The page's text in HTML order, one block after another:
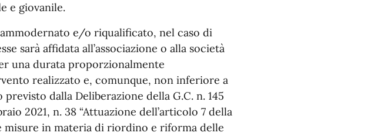
e giovanile.
e/o riqualificato, nel caso di
sarà affidata all’associazione o alla società
una durata proporzionalmente
realizzato e, comunque, non inferiore a
dalla Deliberazione della G.C. n. 145
2021, n. 38 “Attuazione dell’articolo 7 della
misure in materia di riordino e riforma delle